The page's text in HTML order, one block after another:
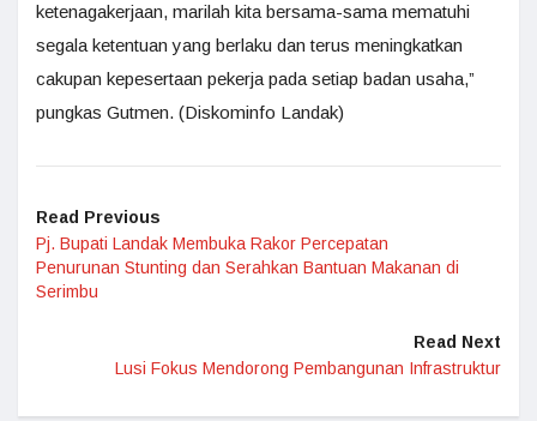
ketenagakerjaan, marilah kita bersama-sama mematuhi
segala ketentuan yang berlaku dan terus meningkatkan
cakupan kepesertaan pekerja pada setiap badan usaha,”
pungkas Gutmen. (Diskominfo Landak)
Read Previous
Pj. Bupati Landak Membuka Rakor Percepatan
Penurunan Stunting dan Serahkan Bantuan Makanan di
Serimbu
Read Next
Lusi Fokus Mendorong Pembangunan Infrastruktur